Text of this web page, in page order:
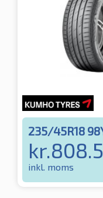
235/45R18
kr.
inkl. moms